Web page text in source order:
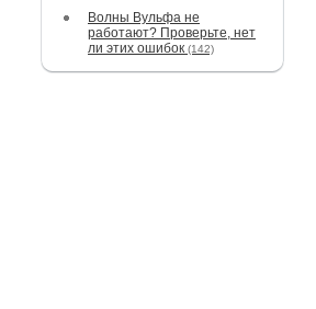
Волны Вульфа не
работают? Проверьте, нет
ли этих ошибок (142)